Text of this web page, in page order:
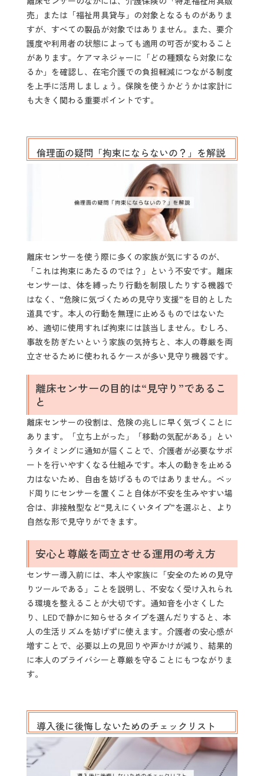
売」または「福祉用具貸与」の対象となるものがありま
すが、すべての製品が対象ではありません。また、要介
護度や利用者の状態によっても適用の可否が変わること
があります。ケアマネジャーに「どの種類なら対象にな
るか」を確認し、在宅介護での負担軽減につながる制度
を上手に活用しましょう。保険を使うかどうかは家計に
も大きく関わる重要ポイントです。
倫理面の疑問「拘束にならないの？」を解説
離床センサーを使う際に多くの家族が気にするのが、
「これは拘束にあたるのでは？」という不安です。離床
センサーは、体を縛ったり行動を制限したりする機器で
はなく、“危険に気づくための見守り支援”を目的とした
道具です。本人の行動を無理に止めるものではないた
め、適切に使用すれば拘束には該当しません。むしろ、
事故を防ぎたいという家族の気持ちと、本人の尊厳を両
立させるために使われるケースが多い見守り機器です。
離床センサーの目的は“見守り”であるこ
と
離床センサーの役割は、危険の兆しに早く気づくことに
あります。「立ち上がった」「移動の気配がある」とい
うタイミングに通知が届くことで、介護者が必要なサポ
ートを行いやすくなる仕組みです。本人の動きを止める
力はないため、自由を妨げるものではありません。ベッ
ド周りにセンサーを置くこと自体が不安を生みやすい場
合は、非接触型など“見えにくいタイプ”を選ぶと、より
自然な形で見守りができます。
安心と尊厳を両立させる運用の考え方
センサー導入前には、本人や家族に「安全のための見守
りツールである」ことを説明し、不安なく受け入れられ
る環境を整えることが大切です。通知音を小さくした
り、LEDで静かに知らせるタイプを選んだりすると、本
人の生活リズムを妨げずに使えます。介護者の安心感が
増すことで、必要以上の見回りや声かけが減り、結果的
に本人のプライバシーと尊厳を守ることにもつながりま
す。
導入後に後悔しないためのチェックリスト